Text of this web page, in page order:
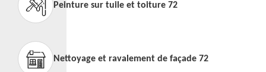
Peinture sur tuile et toiture 72
Nettoyage et ravalement de façade 72